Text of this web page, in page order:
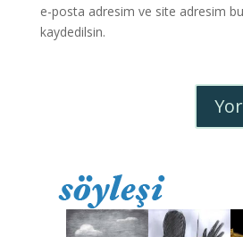
e-posta adresim ve site adresim bu
kaydedilsin.